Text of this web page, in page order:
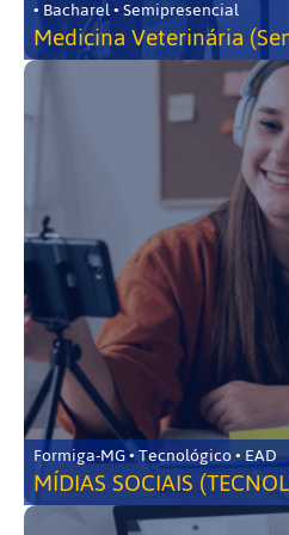
• Bacharel • Semipresencial
Medicina Veterinária
Formiga-MG • Tecnológico • EAD
MÍDIAS SOCIAIS